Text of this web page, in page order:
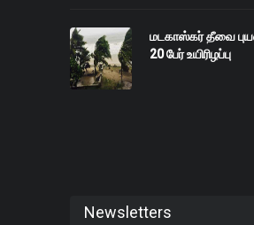
மடகாஸ்கர் தீவை
20 பேர் உயிரிழப்பு
Newsletters